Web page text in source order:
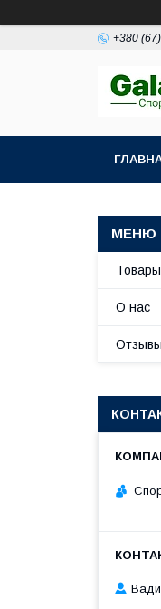
+380
Товары
О нас
Отзывы